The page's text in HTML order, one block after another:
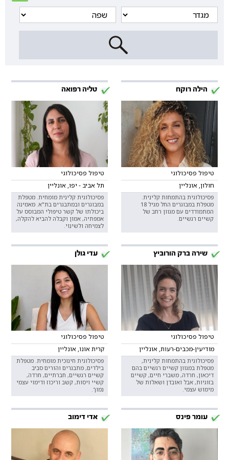
הילה רוקח
טיפול פסיכולוגי
חולון, אונליין
פסיכולוגית בהתמחות קלינית.
מטפלת במבוגרים החל מגיל 18
המתמודדים עם מגוון רחב של
קשיים רגשיים.
טליה רפואה
טיפול פסיכולוגי
תל אביב - יפו, אונליין
פסיכולוגית קלינית מומחית. מטפלת
במבוגרים ובמתבגרים בת"א. מאמינה
ביכולתו של קשר טיפולי המבוסס על
אמפתיה, אמון וקבלה להביא להקלה,
לצמיחה ולשינוי.
שירה ברק הורוביץ
טיפול פסיכולוגי
מודיעין-מכבים-רעות, אונליין
פסיכולוגית בהתמחות קלינית,
מטפלת במגוון קשיים רגשיים בהם
דיכאון, חרדה, משברי חיים, קשיים
בזוגיות, אבל ואובדן ושאלות של
מימוש עצמי.
עדי גולן
טיפול פסיכולוגי
קרית אונו, אונליין
פסיכולוגית חינוכית מומחית. מטפלת
בילדים, מתבגרים והורים סביב
קשיים רגשיים, חברתיים, חרדה,
קשיי ויסות, קשב וריכוז ודימוי עצמי
נמוך.
עומר פינס אדי דימוב